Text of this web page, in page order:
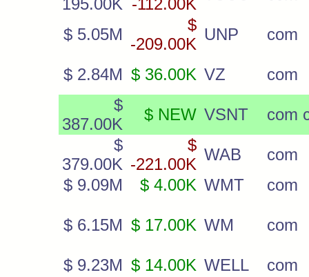
195.00K -112.00K
$ 5.05M
$
-209.00K
UNP com
$ 2.84M $ 36.00K VZ
com
$
387.00K
$ NEW VSNT
com
$
379.00K
$
-221.00K
WAB
com
$ 9.09M
$ 4.00K WMT com
$ 6.15M $ 17.00K WM com
$ 9.23M $ 14.00K WELL
com